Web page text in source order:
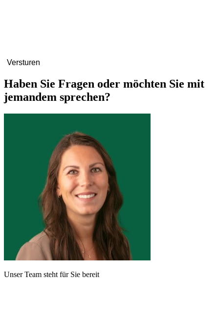
Haben Sie Fragen oder möchten Sie mit
jemandem sprechen?
Unser Team steht für Sie bereit